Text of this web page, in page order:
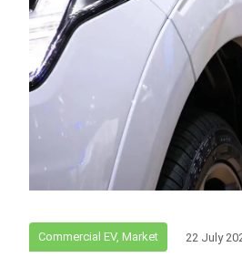
Commercial EV, Market 22 July